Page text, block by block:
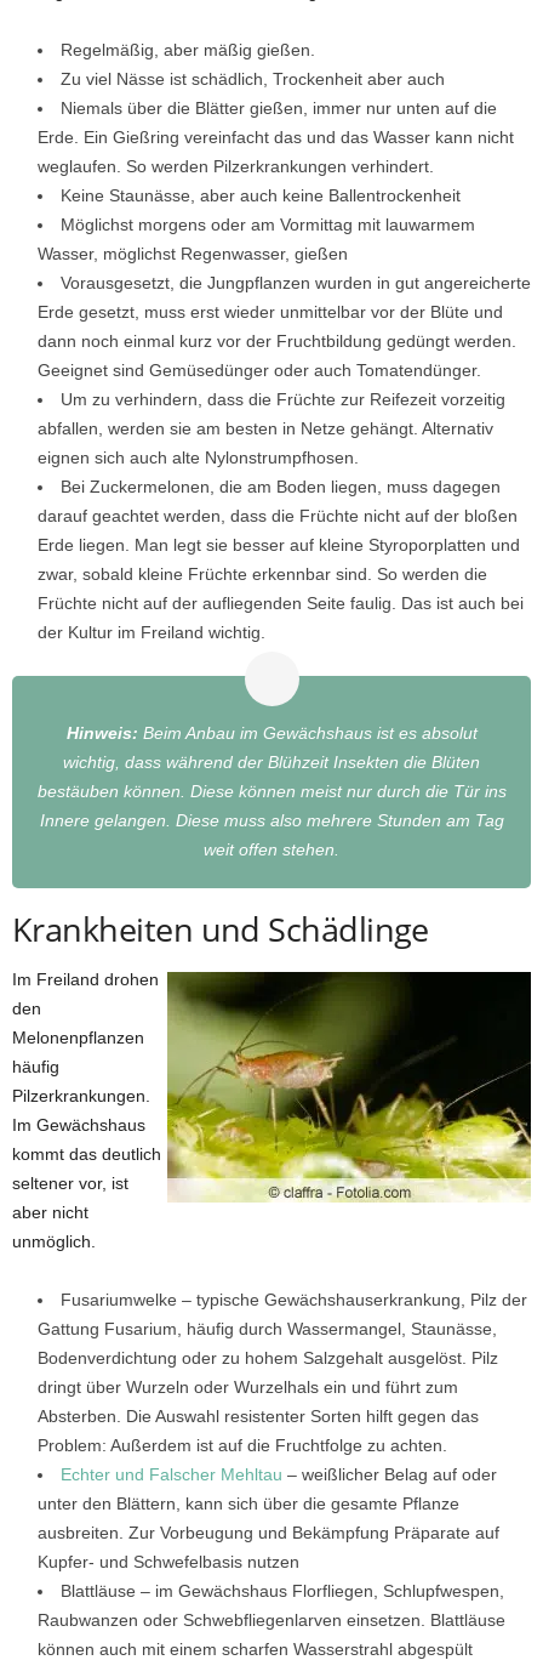
Regelmäßig, aber mäßig gießen.
Zu viel Nässe ist schädlich, Trockenheit aber auch
Niemals über die Blätter gießen, immer nur unten auf die
Erde. Ein Gießring vereinfacht das und das Wasser kann nicht
weglaufen. So werden Pilzerkrankungen verhindert.
Keine Staunässe, aber auch keine Ballentrockenheit
Möglichst morgens oder am Vormittag mit lauwarmem
Wasser, möglichst Regenwasser, gießen
Vorausgesetzt, die Jungpflanzen wurden in gut angereicherte
Erde gesetzt, muss erst wieder unmittelbar vor der Blüte und
dann noch einmal kurz vor der Fruchtbildung gedüngt werden.
Geeignet sind Gemüsedünger oder auch Tomatendünger.
Um zu verhindern, dass die Früchte zur Reifezeit vorzeitig
abfallen, werden sie am besten in Netze gehängt. Alternativ
eignen sich auch alte Nylonstrumpfhosen.
Bei Zuckermelonen, die am Boden liegen, muss dagegen
darauf geachtet werden, dass die Früchte nicht auf der bloßen
Erde liegen. Man legt sie besser auf kleine Styroporplatten und
zwar, sobald kleine Früchte erkennbar sind. So werden die
Früchte nicht auf der aufliegenden Seite faulig. Das ist auch bei
der Kultur im Freiland wichtig.
Hinweis: Beim Anbau im Gewächshaus ist es absolut
wichtig, dass während der Blühzeit Insekten die Blüten
bestäuben können. Diese können meist nur durch die Tür ins
Innere gelangen. Diese muss also mehrere Stunden am Tag
weit offen stehen.
Krankheiten und Schädlinge
Im Freiland drohen
den
Melonenpflanzen
häufig
Pilzerkrankungen.
Im Gewächshaus
kommt das deutlich
seltener vor, ist
aber nicht
unmöglich.
Fusariumwelke – typische Gewächshauserkrankung, Pilz der
Gattung Fusarium, häufig durch Wassermangel, Staunässe,
Bodenverdichtung oder zu hohem Salzgehalt ausgelöst. Pilz
dringt über Wurzeln oder Wurzelhals ein und führt zum
Absterben. Die Auswahl resistenter Sorten hilft gegen das
Problem: Außerdem ist auf die Fruchtfolge zu achten.
Echter und Falscher Mehltau – weißlicher Belag auf oder
unter den Blättern, kann sich über die gesamte Pflanze
ausbreiten. Zur Vorbeugung und Bekämpfung Präparate auf
Kupfer- und Schwefelbasis nutzen
Blattläuse – im Gewächshaus Florfliegen, Schlupfwespen,
Raubwanzen oder Schwebfliegenlarven einsetzen. Blattläuse
können auch mit einem scharfen Wasserstrahl abgespült